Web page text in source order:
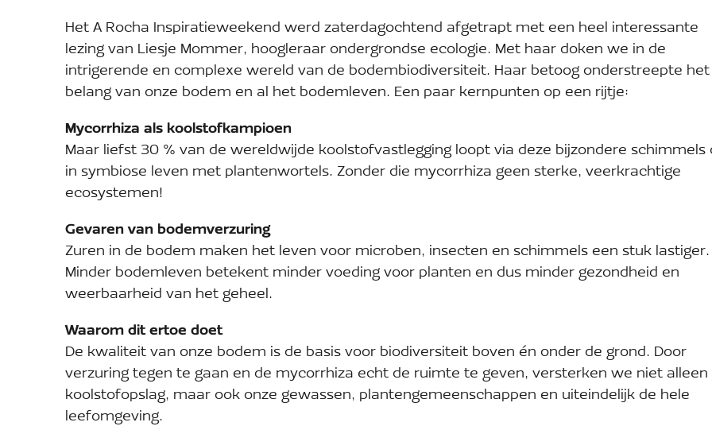
Het A Rocha Inspiratieweekend werd zaterdagochtend afgetrapt met een heel interessante
lezing van Liesje Mommer, hoogleraar ondergrondse ecologie. Met haar doken we in de
intrigerende en complexe wereld van de bodembiodiversiteit. Haar betoog onderstreepte het
belang van onze bodem en al het bodemleven. Een paar kernpunten op een rijtje:
Mycorrhiza als koolstofkampioen
Maar liefst 30 % van de wereldwijde koolstofvastlegging loopt via deze bijzondere schimmels
in symbiose leven met plantenwortels. Zonder die mycorrhiza geen sterke, veerkrachtige
ecosystemen!
Gevaren van bodemverzuring
Zuren in de bodem maken het leven voor microben, insecten en schimmels een stuk lastiger.
Minder bodemleven betekent minder voeding voor planten en dus minder gezondheid en
weerbaarheid van het geheel.
Waarom dit ertoe doet
De kwaliteit van onze bodem is de basis voor biodiversiteit boven én onder de grond. Door
verzuring tegen te gaan en de mycorrhiza echt de ruimte te geven, versterken we niet alleen
koolstofopslag, maar ook onze gewassen, plantengemeenschappen en uiteindelijk de hele
leefomgeving.